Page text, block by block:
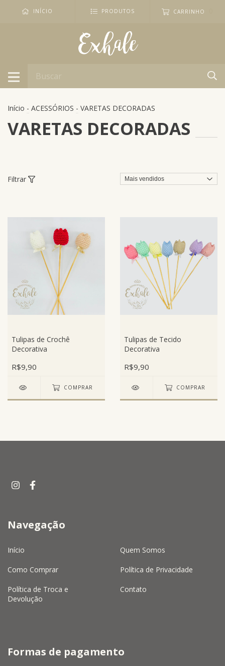
INÍCIO PRODUTOS CARRINHO
Início - ACESSÓRIOS - VARETAS DECORADAS
VARETAS DECORADAS
Filtrar
Tulipas de Crochê
Decorativa
R$9,90
COMPRAR
Tulipas de Tecido
Decorativa
R$9,90
COMPRAR
Navegação
Início Quem Somos
Como Comprar Política de Privacidade
Política de Troca e
Devolução
Contato
Formas de pagamento